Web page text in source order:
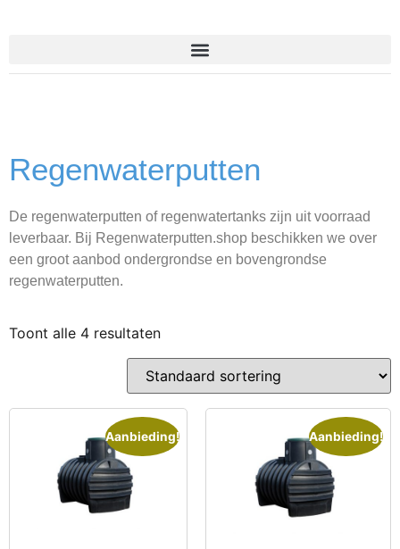
Regenwaterputten
De regenwaterputten of regenwatertanks zijn uit voorraad
leverbaar. Bij Regenwaterputten.shop beschikken we over
een groot aanbod ondergrondse en bovengrondse
regenwaterputten.
Toont alle 4 resultaten
Aanbieding! Aanbieding!